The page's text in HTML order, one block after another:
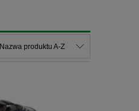
Nazwa produktu A-Z